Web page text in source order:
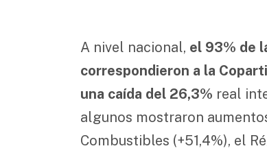
A nivel nacional, el 93% de
correspondieron a la
una caída del 26,3% real
algunos mostraron
Combustibles (+51,4%), el